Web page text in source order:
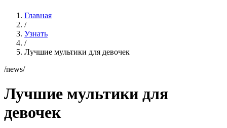
Главная
/
Узнать
/
Лучшие мультики для девочек
/news/
Лучшие мультики для
девочек